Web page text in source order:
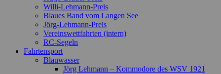
Willi-Lehmann-Preis
Blaues Band vom Langen See
Jörg-Lehmann-Preis
Vereinswettfahrten (intern)
RC-Segeln
Fahrtensport
Blauwasser
Jörg Lehmann – Kommodore des WSV 1921